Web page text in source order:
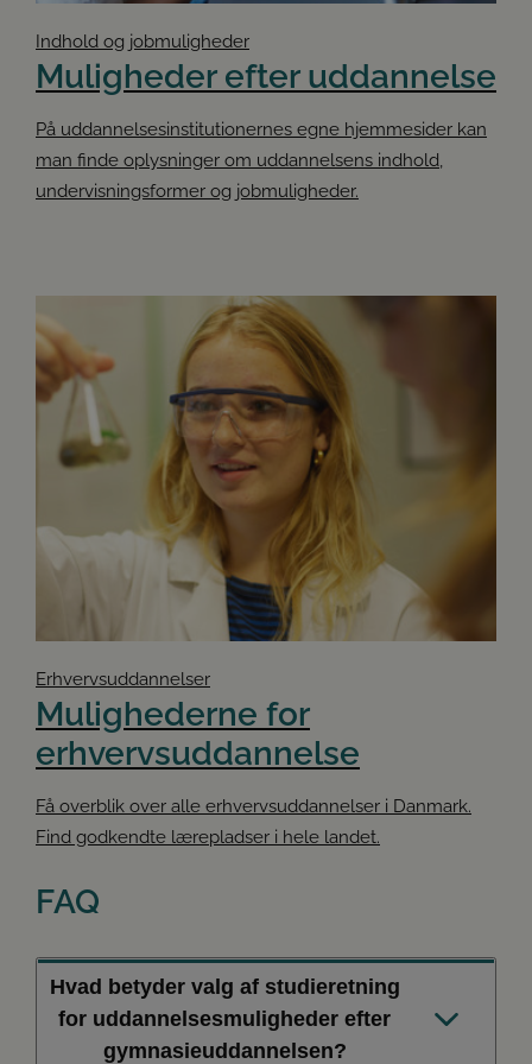
Indhold og jobmuligheder
Muligheder efter uddannelse
På uddannelsesinstitutionernes egne hjemmesider kan
man finde oplysninger om uddannelsens indhold,
undervisningsformer og jobmuligheder.
Erhvervsuddannelser
Mulighederne for
erhvervsuddannelse
Få overblik over alle erhvervsuddannelser i Danmark.
Find godkendte lærepladser i hele landet.
FAQ
Hvad betyder valg af studieretning
for uddannelsesmuligheder efter
gymnasieuddannelsen?